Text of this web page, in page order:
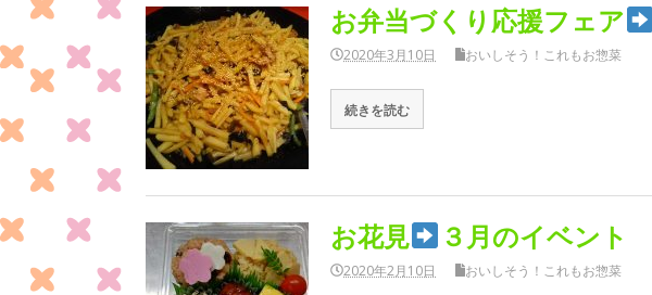
お弁当づくり応援フェア
2020年3月10日 おいしそう！これもお惣菜
続きを読む
お花見 ３月のイベント
2020年2月10日 おいしそう！これもお惣菜